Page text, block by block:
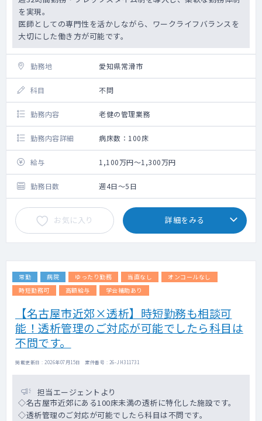
を実現。
医師としての専門性を活かしながら、ワークライフバランスを
大切にした働き方が可能です。
勤務地 愛知県常滑市
科目 不問
勤務内容 老健の管理業務
勤務内容詳細 病床数：100床
給与 1,100万円～1,300万円
勤務日数 週4日～5日
お気に入り 詳細をみる
常勤 病院 ゆったり勤務 当直なし
オンコールなし
時短勤務可
高額給与 学会補助あり
【名古屋市近郊×透析】時短勤務も相談可
能！透析管理のご対応が可能でしたら科目は
不問です。
掲載更新日 : 2026年07月15日 案件番号 : 26-JH311731
担当エージェントより
◇名古屋市近郊にある100床未満の透析に特化した施設です。
◇透析管理のご対応が可能でしたら科目は不問です。